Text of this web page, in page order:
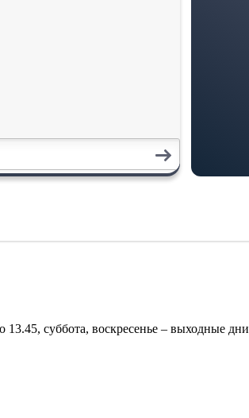
суббота, воскресенье – выходные дни